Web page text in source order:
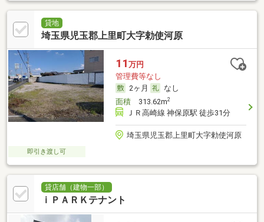
貸地
埼玉県児玉郡上里町大字勅使河原
11 万円
管理費等なし
2ヶ月
なし
面積313.62m2
ＪＲ高崎線 神保原駅 徒歩31分
埼玉県児玉郡上里町大字勅使河原
即引き渡し可
貸店舗（建物一部）
ｉＰＡＲＫテナント